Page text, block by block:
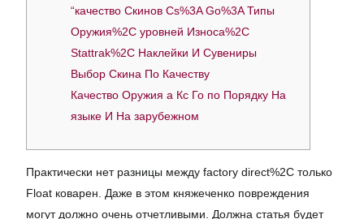
“качество Скинов Cs%3A Go%3A Типы
Оружия%2C уровней Износа%2C
Stattrak%2C Наклейки И Сувениры
Выбор Скина По Качеству
Качество Оружия а Кс Го по Порядку На
языке И На зарубежном
Практически нет разницы между factory direct%2C только
Float коварен. Даже в этом княжеченко повреждения
могут должно очень отчетливыми. Должна статья будет